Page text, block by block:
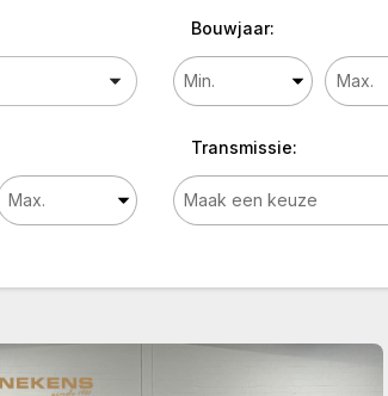
Bouwjaar:
Transmissie: